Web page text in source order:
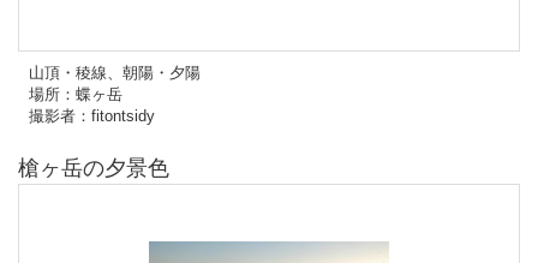
山頂・稜線、朝陽・夕陽
場所：蝶ヶ岳
撮影者：fitontsidy
槍ヶ岳の夕景色